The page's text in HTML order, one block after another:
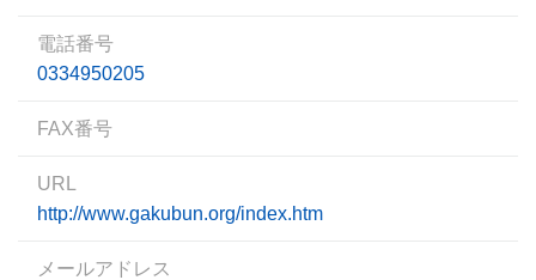
電話番号
0334950205
FAX番号
URL
http://www.gakubun.org/index.htm
メールアドレス